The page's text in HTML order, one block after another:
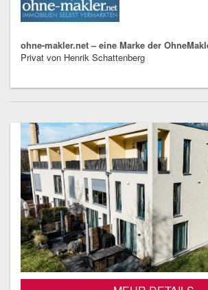
ohne-makler.net – eine Marke der
Privat von Henrik Schattenberg